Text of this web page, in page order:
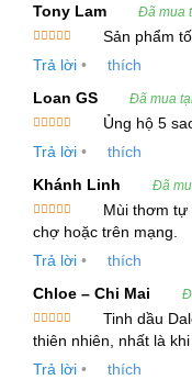
Tên Gọi
Heliotrope.
2. Quy Trình
Phương Pháp
Hình Thức: Chất
Màu Sắc
: Vàng
Mùi Vị
: Mùi đặc
Tỷ Trọng: Tỷ
Chỉ Số Khúc Xạ
Thành Phần
3-methylvaleric
12%)
Tony Lam
Đã mua
hạng
55
Sản phẩm
Trả lời •
thích
Loan GS
Đã mua
hạng
55
Ủng hộ 5
Trả lời •
thích
Khánh Linh
Đã
Được xếp
hạng 55
Mùi thơm tự
chợ hoặc trên mạng.
Trả lời •
thích
Chloe – Chi Mai
Được xếp
hạng5 5
Tinh dầu
thiên nhiên, nhất là
Trả lời •
thích